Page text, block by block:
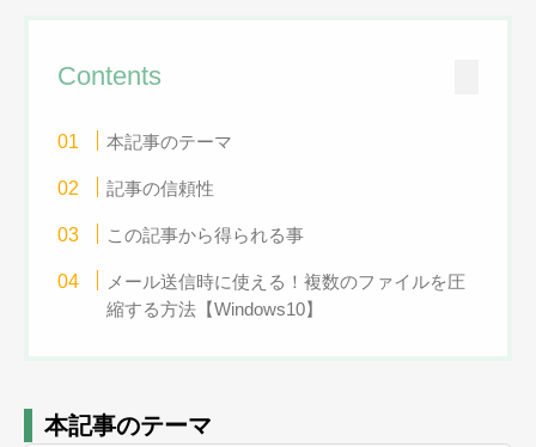
Contents
本記事のテーマ
記事の信頼性
この記事から得られる事
メール送信時に使える！複数のファイルを圧
縮する方法【Windows10】
本記事のテーマ